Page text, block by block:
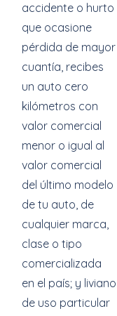
accidente o hurto
que ocasione
pérdida de mayor
cuantía, recibes
un auto cero
kilómetros con
valor comercial
menor o igual al
valor comercial
del último modelo
de tu auto, de
cualquier marca,
clase o tipo
comercializada
en el país; y liviano
de uso particular